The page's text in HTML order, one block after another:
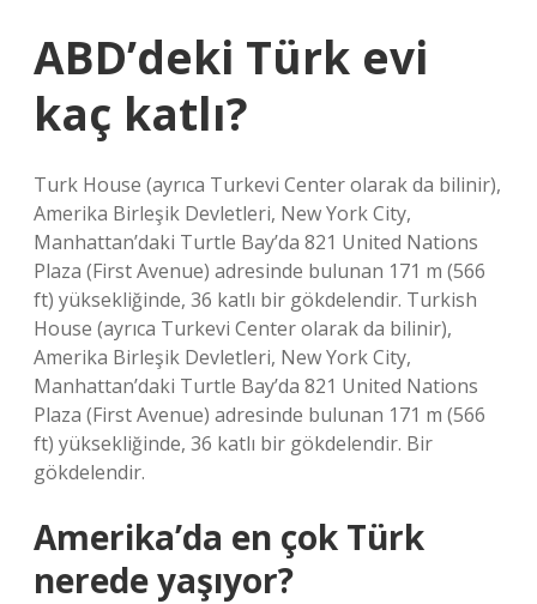
ABD’deki Türk evi
kaç katlı?
Turk House (ayrıca Turkevi Center olarak da bilinir),
Amerika Birleşik Devletleri, New York City,
Manhattan’daki Turtle Bay’da 821 United Nations
Plaza (First Avenue) adresinde bulunan 171 m (566
ft) yüksekliğinde, 36 katlı bir gökdelendir. Turkish
House (ayrıca Turkevi Center olarak da bilinir),
Amerika Birleşik Devletleri, New York City,
Manhattan’daki Turtle Bay’da 821 United Nations
Plaza (First Avenue) adresinde bulunan 171 m (566
ft) yüksekliğinde, 36 katlı bir gökdelendir. Bir
gökdelendir.
Amerika’da en çok Türk
nerede yaşıyor?